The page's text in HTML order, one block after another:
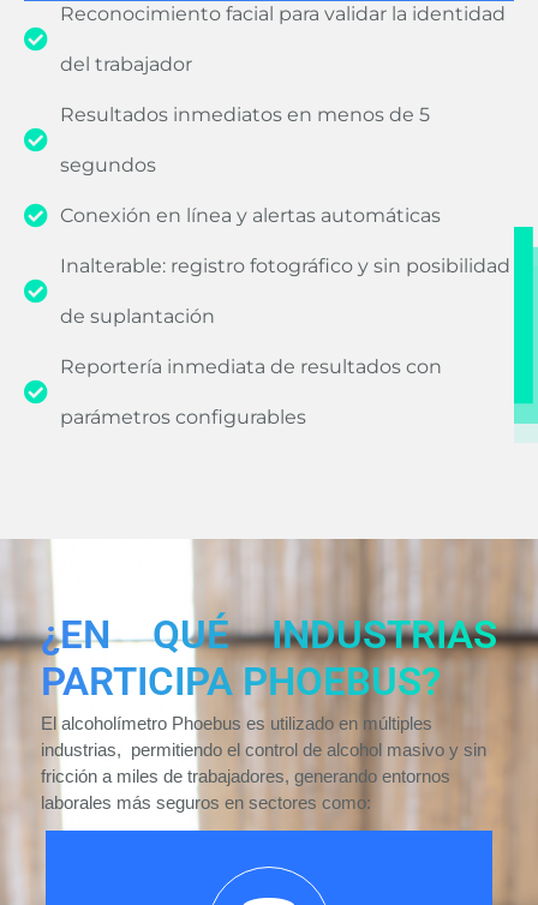
Reconocimiento facial para validar la identidad
del trabajador
Resultados inmediatos en menos de 5
segundos
Conexión en línea y alertas automáticas
Inalterable: registro fotográfico y sin posibilidad
de suplantación
Reportería inmediata de resultados con
parámetros configurables
¿EN QUÉ INDUSTRIAS
PARTICIPA PHOEBUS?
El alcoholímetro Phoebus es utilizado en múltiples
industrias, permitiendo el control de alcohol masivo y sin
fricción a miles de trabajadores, generando entornos
laborales más seguros en sectores como: